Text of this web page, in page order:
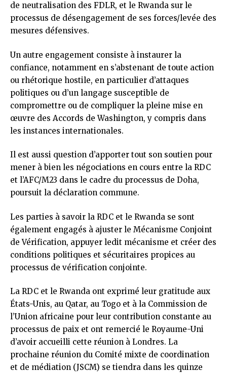
de neutralisation des FDLR, et le Rwanda sur le
processus de désengagement de ses forces/levée des
mesures défensives.
Un autre engagement consiste à instaurer la
confiance, notamment en s’abstenant de toute action
ou rhétorique hostile, en particulier d’attaques
politiques ou d’un langage susceptible de
compromettre ou de compliquer la pleine mise en
œuvre des Accords de Washington, y compris dans
les instances internationales.
Il est aussi question d’apporter tout son soutien pour
mener à bien les négociations en cours entre la RDC
et l’AFC/M23 dans le cadre du processus de Doha,
poursuit la déclaration commune.
Les parties à savoir la RDC et le Rwanda se sont
également engagés à ajuster le Mécanisme Conjoint
de Vérification, appuyer ledit mécanisme et créer des
conditions politiques et sécuritaires propices au
processus de vérification conjointe.
La RDC et le Rwanda ont exprimé leur gratitude aux
États-Unis, au Qatar, au Togo et à la Commission de
l’Union africaine pour leur contribution constante au
processus de paix et ont remercié le Royaume-Uni
d’avoir accueilli cette réunion à Londres. La
prochaine réunion du Comité mixte de coordination
et de médiation (JSCM) se tiendra dans les quinze